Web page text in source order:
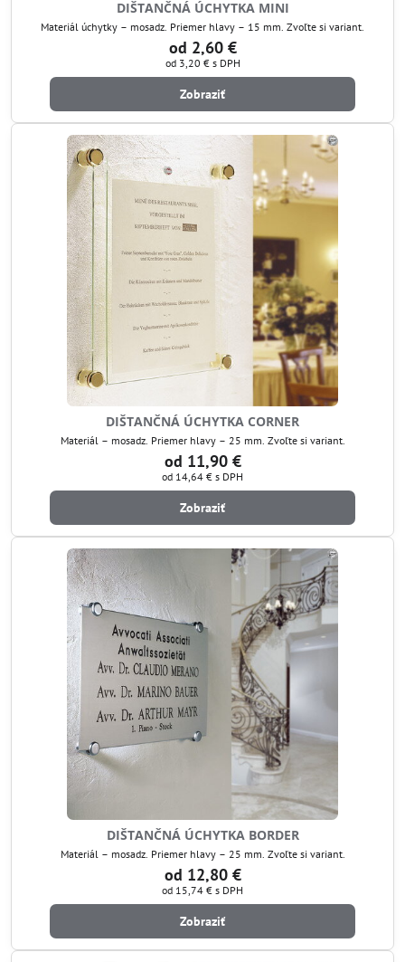
DIŠTANČNÁ ÚCHYTKA MINI
Materiál úchytky – mosadz. Priemer hlavy – 15 mm. Zvoľte si variant.
od 2,60 €
od 3,20 € s DPH
Zobraziť
DIŠTANČNÁ ÚCHYTKA CORNER
Materiál – mosadz. Priemer hlavy – 25 mm. Zvoľte si variant.
od 11,90 €
od 14,64 € s DPH
Zobraziť
DIŠTANČNÁ ÚCHYTKA BORDER
Materiál – mosadz. Priemer hlavy – 25 mm. Zvoľte si variant.
od 12,80 €
od 15,74 € s DPH
Zobraziť